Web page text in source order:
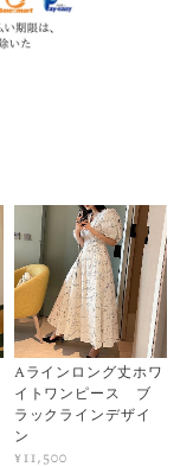
Aラインロング丈ホワ
イトワンピース ブ
ラックラインデザイ
ン
¥11,500